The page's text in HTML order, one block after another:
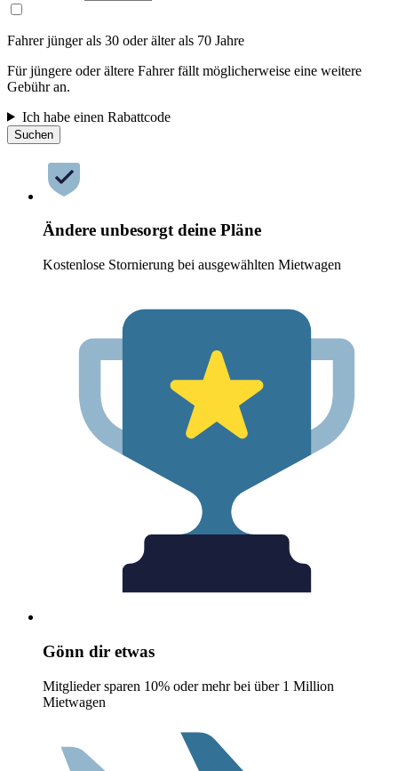
Fahrer jünger als 30 oder älter als 70 Jahre
Für jüngere oder ältere Fahrer fällt möglicherweise eine weitere
Gebühr an.
Ich habe einen Rabattcode
Suchen
Ändere unbesorgt deine Pläne
Kostenlose Stornierung bei ausgewählten Mietwagen
Gönn dir etwas
Mitglieder sparen 10% oder mehr bei über 1 Million
Mietwagen